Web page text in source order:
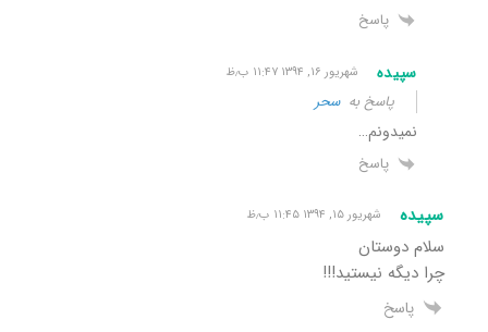
پاسخ
سپیده شهریور ۱۶, ۱۳۹۴ ۱۱:۴۷ ب٫ظ
پاسخ بهسحر
نمیدونم…
پاسخ
سپیده شهریور ۱۵, ۱۳۹۴ ۱۱:۴۵ ب٫ظ
سلام دوستان
چرا دیگه نیستید!!!
پاسخ